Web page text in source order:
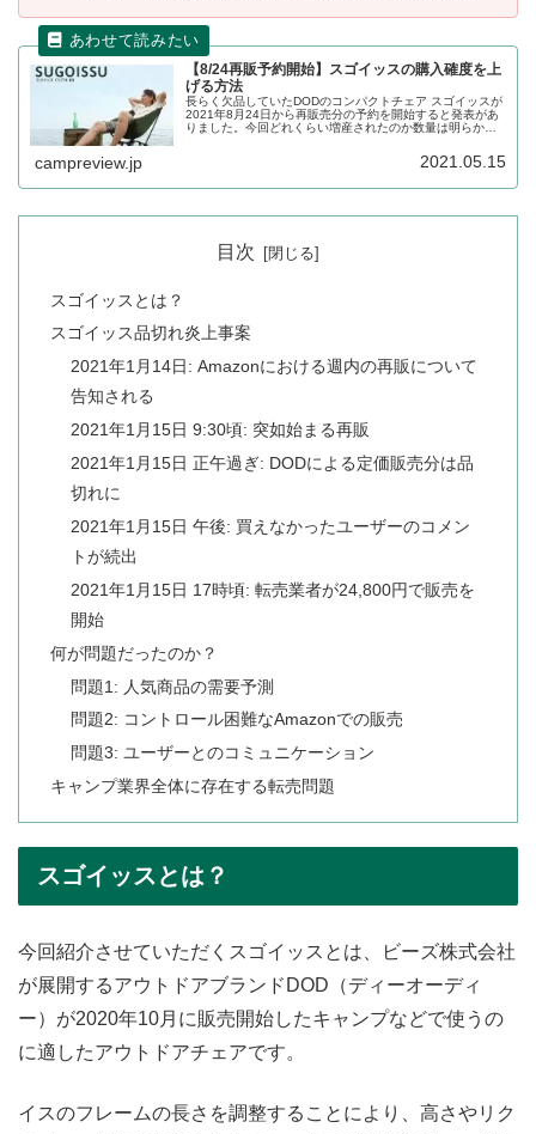
【8/24再販予約開始】スゴイッスの購入確度を上
げる方法
長らく欠品していたDODのコンパクトチェア スゴイッスが
2021年8月24日から再販売分の予約を開始すると発表があ
りました。今回どれくらい増産されたのか数量は明らかに
イッスを購入できる確度を上げる方法を検証します。
campreview.jp 2021.05.15
目次
スゴイッスとは？
スゴイッス品切れ炎上事案
2021年1月14日: Amazonにおける週内の再販について
告知される
2021年1月15日 9:30頃: 突如始まる再販
2021年1月15日 正午過ぎ: DODによる定価販売分は品
切れに
2021年1月15日 午後: 買えなかったユーザーのコメン
トが続出
2021年1月15日 17時頃: 転売業者が24,800円で販売を
開始
何が問題だったのか？
問題1: 人気商品の需要予測
問題2: コントロール困難なAmazonでの販売
問題3: ユーザーとのコミュニケーション
キャンプ業界全体に存在する転売問題
スゴイッスとは？
今回紹介させていただくスゴイッスとは、ビーズ株式会社
が展開するアウトドアブランドDOD（ディーオーディ
ー）が2020年10月に販売開始したキャンプなどで使うの
に適したアウトドアチェアです。
イスのフレームの長さを調整することにより、高さやリク